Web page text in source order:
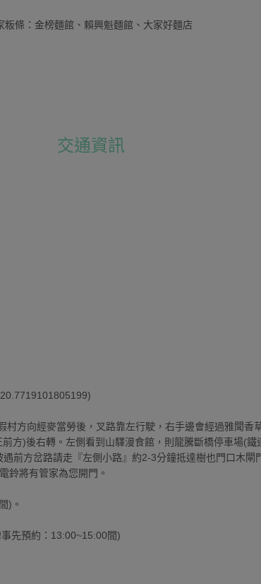
粄條：金榜麵館、賴興魁麵館、大家好麵店
交通資訊
方向經麥當勞後，叉路靠左行駛，右手邊會經過雅聞香
方)後右轉。左側看到山驛漫食館，則龍騰斷橋停車場(
前方岔路請走『左側小路』約2-3分鐘抵達樹也門口木閘
鈴將有管家為您開門。
)。
先預約：13:00~15:00間)